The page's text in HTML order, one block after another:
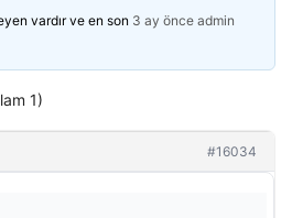
vardır ve en son 3 ay önce admin
1)
#16034